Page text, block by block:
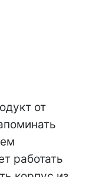
от
работать